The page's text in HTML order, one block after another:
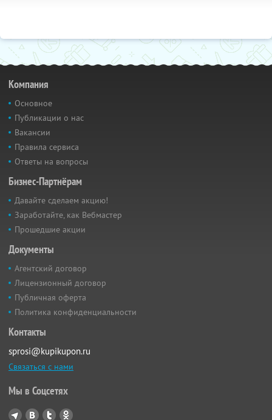
Компания
Основное
Публикации о нас
Вакансии
Правила сервиса
Ответы на вопросы
Бизнес-Партнёрам
Давайте сделаем акцию!
Заработайте, как Вебмастер
Прошедшие акции
Документы
Агентский договор
Лицензионный договор
Публичная оферта
Политика конфиденциальности
Контакты
sprosi@kupikupon.ru
Связаться с нами
Мы в Соцсетях